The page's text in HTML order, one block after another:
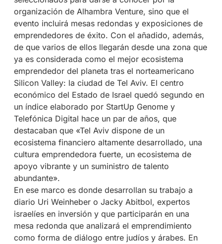
organización de Alhambra Venture, sino que el
evento incluirá mesas redondas y exposiciones de
emprendedores de éxito. Con el añadido, además,
de que varios de ellos llegarán desde una zona que
ya es considerada como el mejor ecosistema
emprendedor del planeta tras el norteamericano
Silicon Valley: la ciudad de Tel Aviv. El centro
económico del Estado de Israel quedó segundo en
un índice elaborado por StartUp Genome y
Telefónica Digital hace un par de años, que
destacaban que «Tel Aviv dispone de un
ecosistema financiero altamente desarrollado, una
cultura emprendedora fuerte, un ecosistema de
apoyo vibrante y un suministro de talento
abundante».
En ese marco es donde desarrollan su trabajo a
diario Uri Weinheber o Jacky Abitbol, expertos
israelíes en inversión y que participarán en una
mesa redonda que analizará el emprendimiento
como forma de diálogo entre judíos y árabes. En